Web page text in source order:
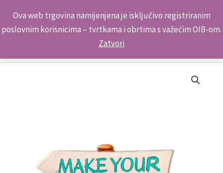
Ova web trgovina namijenjena je isključivo registriranim
poslovnim korisnicima – tvrtkama i obrtima s važećim OIB-om.
Zatvori
content
Kontakt telefon: +385 98 179 3891